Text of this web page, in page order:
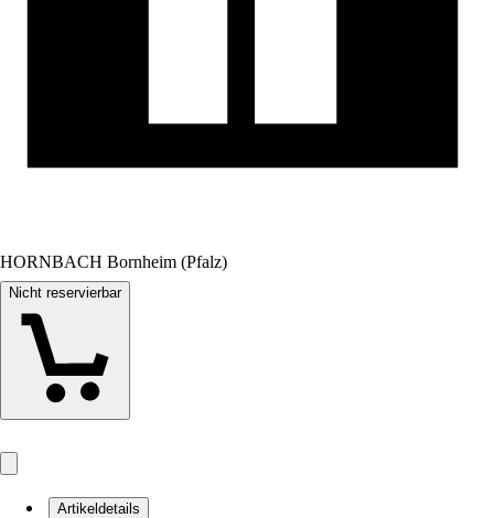
HORNBACH Bornheim (Pfalz)
Nicht reservierbar
Artikeldetails